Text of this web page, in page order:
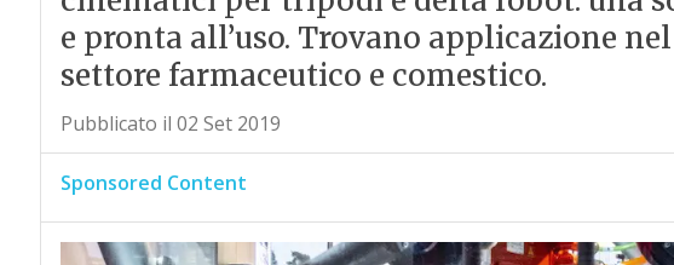
e pronta all’uso. Trovano applicazione
settore farmaceutico e comestico.
Pubblicato il 02 Set 2019
Sponsored Content